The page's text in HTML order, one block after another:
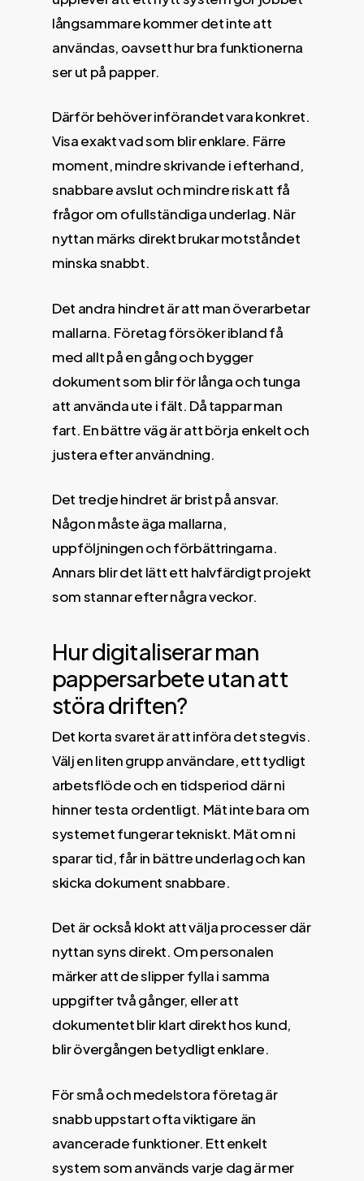
långsammare kommer det inte att
användas, oavsett hur bra funktionerna
ser ut på papper.
Därför behöver införandet vara konkret.
Visa exakt vad som blir enklare. Färre
moment, mindre skrivande i efterhand,
snabbare avslut och mindre risk att få
frågor om ofullständiga underlag. När
nyttan märks direkt brukar motståndet
minska snabbt.
Det andra hindret är att man överarbetar
mallarna. Företag försöker ibland få
med allt på en gång och bygger
dokument som blir för långa och tunga
att använda ute i fält. Då tappar man
fart. En bättre väg är att börja enkelt och
justera efter användning.
Det tredje hindret är brist på ansvar.
Någon måste äga mallarna,
uppföljningen och förbättringarna.
Annars blir det lätt ett halvfärdigt projekt
som stannar efter några veckor.
Hur digitaliserar man
pappersarbete utan att
störa driften?
Det korta svaret är att införa det stegvis.
Välj en liten grupp användare, ett tydligt
arbetsflöde och en tidsperiod där ni
hinner testa ordentligt. Mät inte bara om
systemet fungerar tekniskt. Mät om ni
sparar tid, får in bättre underlag och kan
skicka dokument snabbare.
Det är också klokt att välja processer där
nyttan syns direkt. Om personalen
märker att de slipper fylla i samma
uppgifter två gånger, eller att
dokumentet blir klart direkt hos kund,
blir övergången betydligt enklare.
För små och medelstora företag är
snabb uppstart ofta viktigare än
avancerade funktioner. Ett enkelt
system som används varje dag är mer